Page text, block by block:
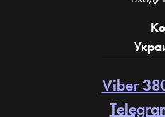
Viber